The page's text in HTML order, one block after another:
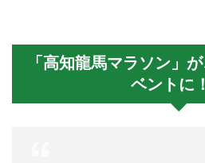
「高知龍馬マラソン」
ベントに